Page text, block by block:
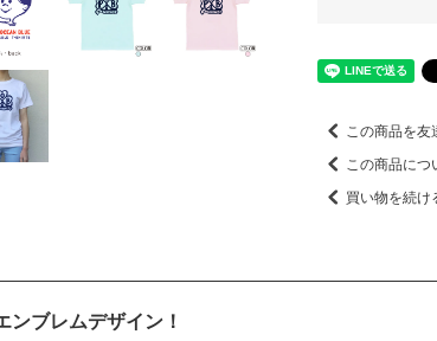
この商品を友
この商品につ
買い物を続け
ンブレムデザイン！